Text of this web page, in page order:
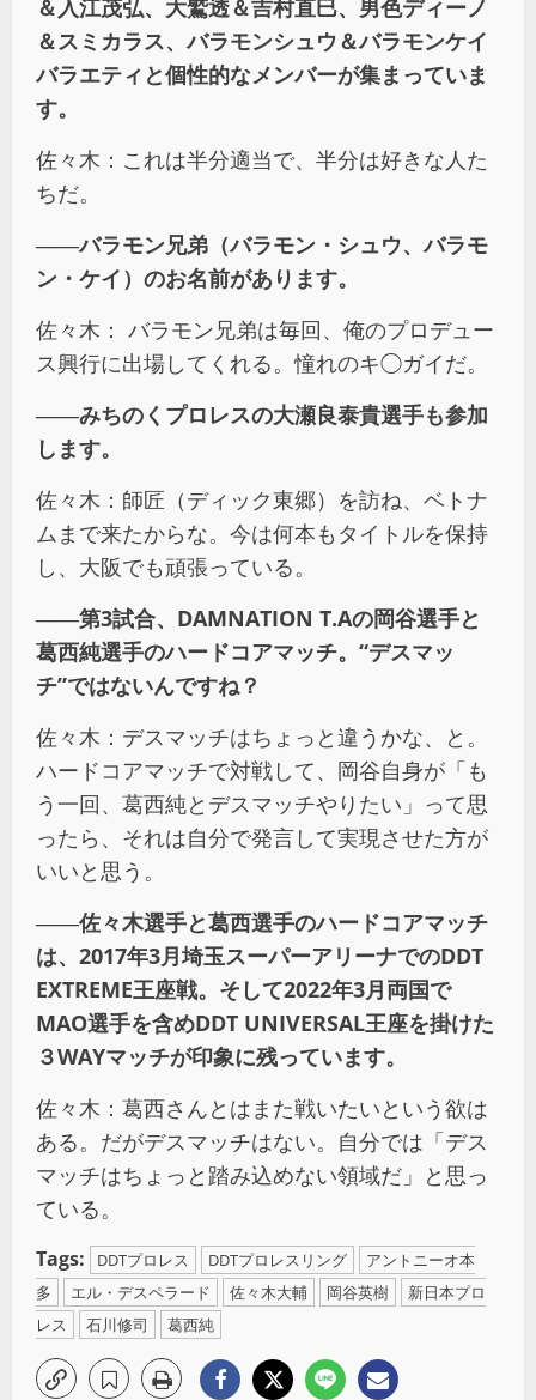
＆入江茂弘、大鷲透＆吉村直巳、男色ディーノ
＆スミカラス、バラモンシュウ＆バラモンケイ
バラエティと個性的なメンバーが集まっていま
す。
佐々木：これは半分適当で、半分は好きな人た
ちだ。
――バラモン兄弟（バラモン・シュウ、バラモ
ン・ケイ）のお名前があります。
佐々木： バラモン兄弟は毎回、俺のプロデュー
ス興行に出場してくれる。憧れのキ◯ガイだ。
――みちのくプロレスの大瀬良泰貴選手も参加
します。
佐々木：師匠（ディック東郷）を訪ね、ベトナ
ムまで来たからな。今は何本もタイトルを保持
し、大阪でも頑張っている。
――第3試合、DAMNATION T.Aの岡谷選手と
葛西純選手のハードコアマッチ。“デスマッ
チ”ではないんですね？
佐々木：デスマッチはちょっと違うかな、と。
ハードコアマッチで対戦して、岡谷自身が「も
う一回、葛西純とデスマッチやりたい」って思
ったら、それは自分で発言して実現させた方が
いいと思う。
――佐々木選手と葛西選手のハードコアマッチ
は、2017年3月埼玉スーパーアリーナでのDDT
EXTREME王座戦。そして2022年3月両国で
MAO選手を含めDDT UNIVERSAL王座を掛けた
３WAYマッチが印象に残っています。
佐々木：葛西さんとはまた戦いたいという欲は
ある。だがデスマッチはない。自分では「デス
マッチはちょっと踏み込めない領域だ」と思っ
ている。
Tags: DDTプロレス DDTプロレスリング
アントニーオ本
多
エル・デスペラード 佐々木大輔 岡谷英樹
新日本プロ
レス
石川修司 葛西純